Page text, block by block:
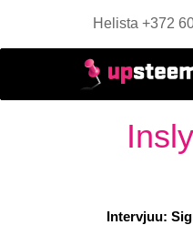
Helista +372
Intervjuu: